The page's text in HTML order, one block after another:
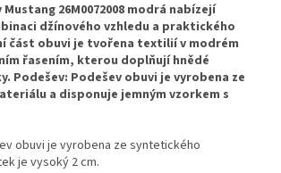
26M0072008 modrá nabízejí
džínového vzhledu a praktického
část obuvi je tvořena textilií v modrém
řasením, kterou doplňují hnědé
Podešev: Podešev obuvi je vyrobena ze
a disponuje jemným vzorkem s
obuvi je vyrobena ze syntetického
je vysoký 2 cm.